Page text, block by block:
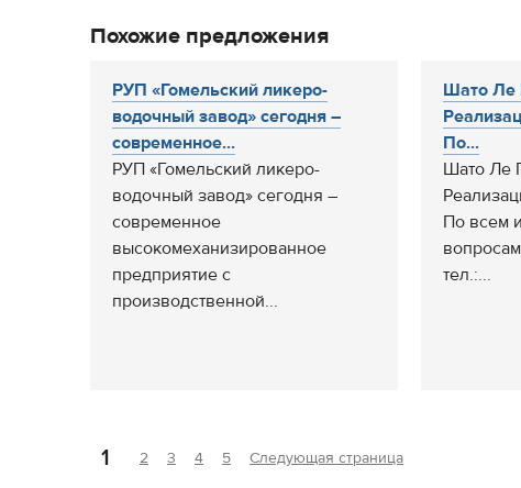
Похожие предложения
РУП «Гомельский ликеро-
водочный завод» сегодня –
современное...
РУП «Гомельский ликеро-
водочный завод» сегодня –
современное
высокомеханизированное
предприятие с
производственной...
Шато Ле
По...
Шато Ле
По всем
тел.:...
1 2 3 4 5 Следующая страница